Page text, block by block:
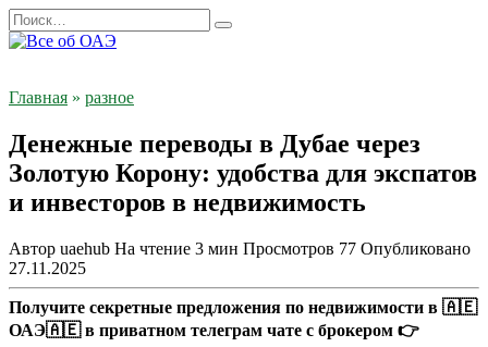
Перейти
к
Search
for:
Главная » разное
Денежные переводы в Дубае через
Золотую Корону: удобства для экспатов
и инвесторов в недвижимость
Автор uaehub На чтение 3 мин Просмотров 77 Опубликовано
27.11.2025
Получите секретные предложения по недвижимости в 🇦🇪
ОАЭ🇦🇪 в приватном телеграм чате с брокером 👉